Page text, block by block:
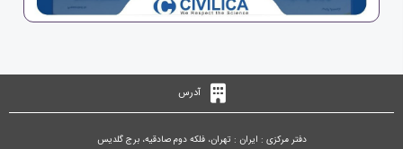
آدرس
دفتر مرکزی : ایران : تهران، فلکه دوم صادقیه، برج گلدیس